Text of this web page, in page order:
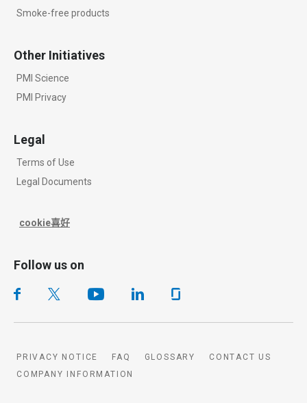
Smoke-free products
Other Initiatives
PMI Science
PMI Privacy
Legal
Terms of Use
Legal Documents
cookie喜好
Follow us on
PRIVACY NOTICE FAQ GLOSSARY
CONTACT US
COMPANY INFORMATION